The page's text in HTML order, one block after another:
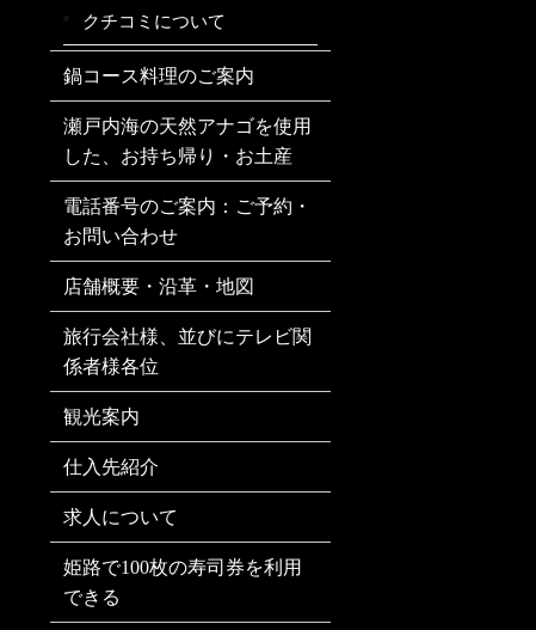
クチコミについて
鍋コース料理のご案内
瀬戸内海の天然アナゴを使用
した、お持ち帰り・お土産
電話番号のご案内：ご予約・
お問い合わせ
店舗概要・沿革・地図
旅行会社様、並びにテレビ関
係者様各位
観光案内
仕入先紹介
求人について
姫路で100枚の寿司券を利用
できる